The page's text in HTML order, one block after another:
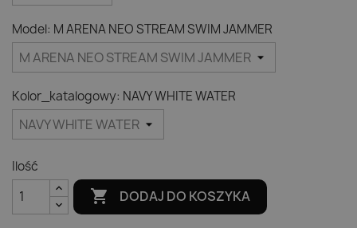
Model: M ARENA NEO STREAM SWIM JAMMER
Kolor_katalogowy: NAVY WHITE WATER
Ilość
 DODAJ DO KOSZYKA